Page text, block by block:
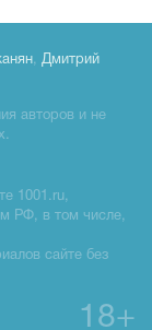
, Дмитрий
авторов и не
1001.ru,
РФ, в том числе,
сайте без
18+